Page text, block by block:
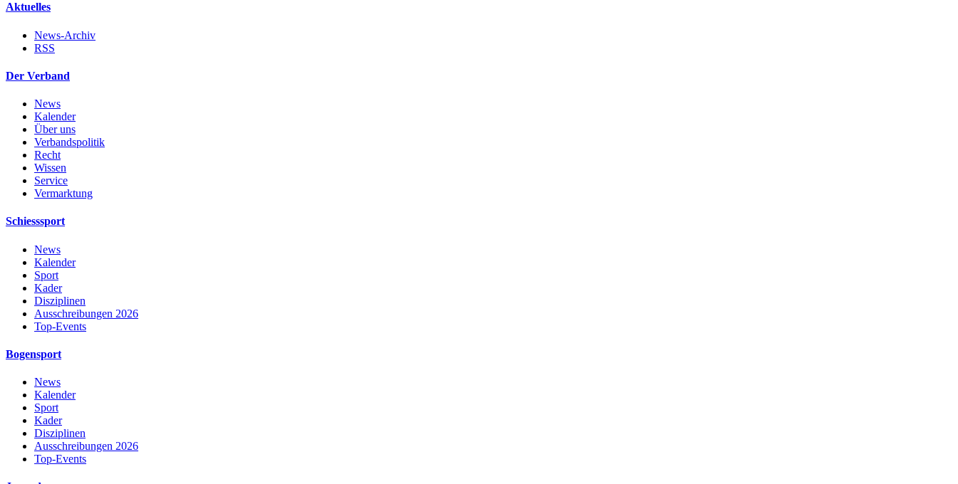
Aktuelles
News-Archiv
RSS
Der Verband
News
Kalender
Über uns
Verbandspolitik
Recht
Wissen
Service
Vermarktung
Schiesssport
News
Kalender
Sport
Kader
Disziplinen
Ausschreibungen 2026
Top-Events
Bogensport
News
Kalender
Sport
Kader
Disziplinen
Ausschreibungen 2026
Top-Events